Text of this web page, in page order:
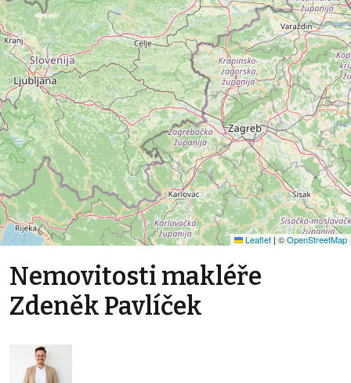
Leaflet | ©OpenStreetMap
Nemovitosti makléře
Zdeněk Pavlíček